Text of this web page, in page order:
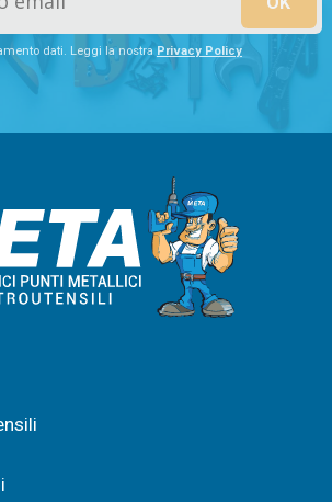
dati. Leggi la nostra Privacy Policy